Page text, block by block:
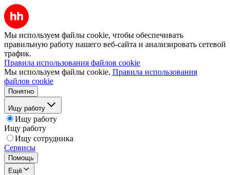
Мы используем файлы cookie, чтобы обеспечивать
правильную работу нашего веб-сайта и анализировать сетевой
трафик.
Правила использования файлов cookie
Мы используем файлы cookie. Правила использования
файлов cookie
Понятно
Ищу работу
Ищу работу
Ищу работу
Ищу сотрудника
Сервисы
Помощь
Ещё